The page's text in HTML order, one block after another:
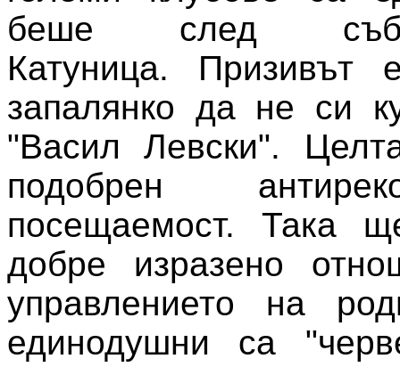
беше след
Катуница. Призивът
запалянко да не си
"Васил Левски".
подобрен
посещаемост. Така
добре изразено
управлението на
единодушни са